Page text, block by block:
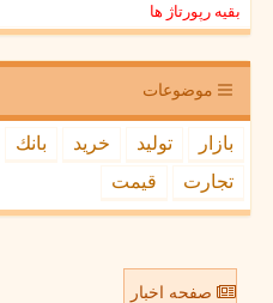
بقیه رپورتاژ ها
موضوعات
بازار تولید خرید بانك
تجارت
قیمت
صفحه اخبار